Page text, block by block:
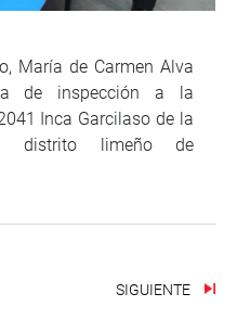
María de Carmen Alva
de inspección a la
Inca Garcilaso de la
distrito limeño de
SIGUIENTE